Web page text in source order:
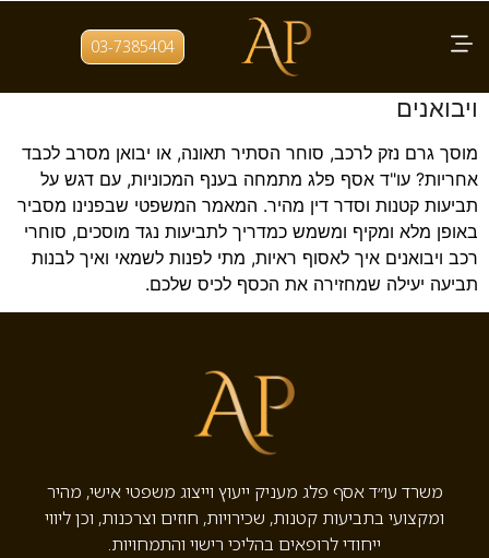
03-7385404 תגית: מוסך לא תיקון נכון
מדריך מקיף לתביעות נגד מוסכים, סוחרי רכב
ויבואנים
מוסך גרם נזק לרכב, סוחר הסתיר תאונה, או יבואן מסרב לכבד
אחריות? עו"ד אסף פלג מתמחה בענף המכוניות, עם דגש על
תביעות קטנות וסדר דין מהיר. המאמר המשפטי שבפנינו מסביר
באופן מלא ומקיף ומשמש כמדריך לתביעות נגד מוסכים, סוחרי
רכב ויבואנים איך לאסוף ראיות, מתי לפנות לשמאי ואיך לבנות
תביעה יעילה שמחזירה את הכסף לכיס שלכם.
משרד עו״ד אסף פלג מעניק ייעוץ וייצוג משפטי אישי, מהיר
ומקצועי בתביעות קטנות, שכירויות, חוזים וצרכנות, וכן ליווי
ייחודי לרופאים בהליכי רישוי והתמחויות.